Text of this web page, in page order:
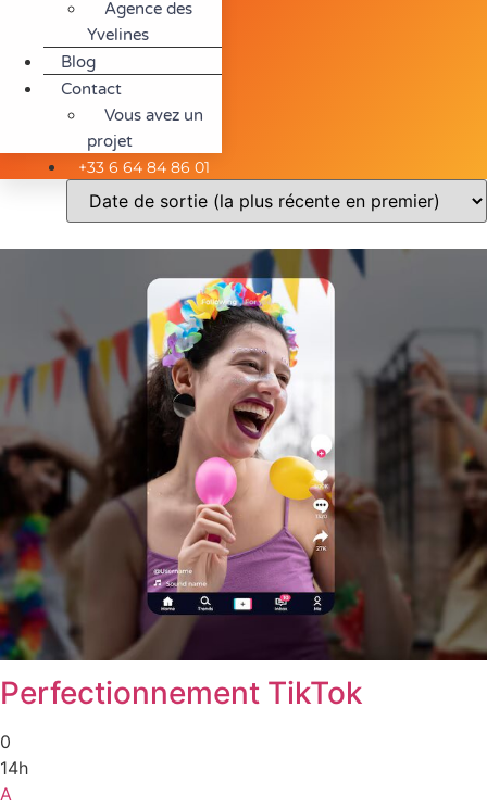
Agence des
Yvelines
Blog
Contact
Vous avez un
projet
+33 6 64 84 86 01
Perfectionnement TikTok
0
14h
A